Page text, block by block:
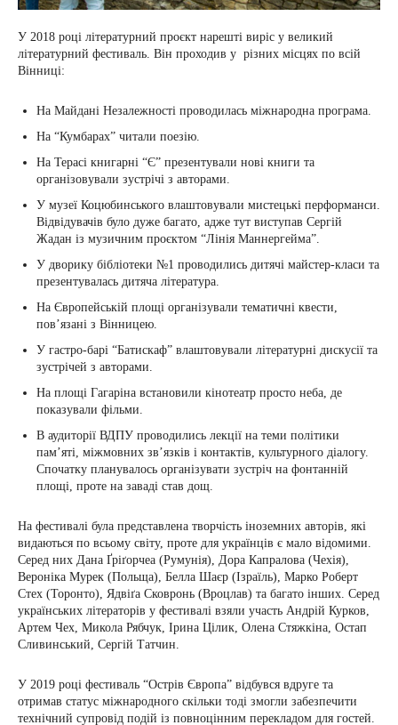
У 2018 році літературний проєкт нарешті виріс у великий
літературний фестиваль. Він проходив у різних місцях по всій
Вінниці:
На Майдані Незалежності проводилась міжнародна програма.
На “Кумбарах” читали поезію.
На Терасі книгарні “Є” презентували нові книги та
організовували зустрічі з авторами.
У музеї Коцюбинського влаштовували мистецькі перформанси.
Відвідувачів було дуже багато, адже тут виступав Сергій
Жадан із музичним проєктом “Лінія Маннергейма”.
У дворику бібліотеки №1 проводились дитячі майстер-класи та
презентувалась дитяча література.
На Європейській площі організували тематичні квести,
пов’язані з Вінницею.
У гастро-барі “Батискаф” влаштовували літературні дискусії та
зустрічей з авторами.
На площі Гагаріна встановили кінотеатр просто неба, де
показували фільми.
В аудиторії ВДПУ проводились лекції на теми політики
пам’яті, міжмовних зв’язків і контактів, культурного діалогу.
Спочатку планувалось організувати зустріч на фонтанній
площі, проте на заваді став дощ.
На фестивалі була представлена творчість іноземних авторів, які
видаються по всьому світу, проте для українців є мало відомими.
Серед них Дана Ґріґорчеа (Румунія), Дора Капралова (Чехія),
Вероніка Мурек (Польща), Белла Шаєр (Ізраїль), Марко Роберт
Стех (Торонто), Ядвіґа Сковронь (Вроцлав) та багато інших. Серед
українських літераторів у фестивалі взяли участь Андрій Курков,
Артем Чех, Микола Рябчук, Ірина Цілик, Олена Стяжкіна, Остап
Сливинський, Сергій Татчин.
У 2019 році фестиваль “Острів Європа” відбувся вдруге та
отримав статус міжнародного скільки тоді змогли забезпечити
технічний супровід подій із повноцінним перекладом для гостей.